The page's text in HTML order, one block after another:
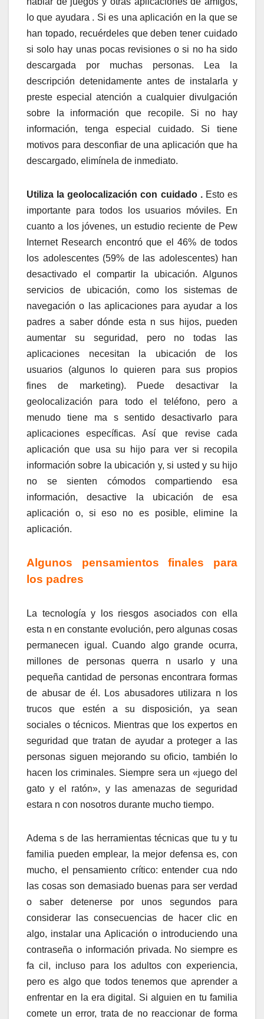
lo que ayudara . Si es una aplicación en la que se
han topado, recuérdeles que deben tener cuidado
si solo hay unas pocas revisiones o si no ha sido
descargada por muchas personas. Lea la
descripción detenidamente antes de instalarla y
preste especial atención a cualquier divulgación
sobre la información que recopile. Si no hay
información, tenga especial cuidado. Si tiene
motivos para desconfiar de una aplicación que ha
descargado, elimínela de inmediato.
Utiliza la geolocalización con cuidado .Esto es
importante para todos los usuarios móviles. En
cuanto a los jóvenes, un estudio reciente de Pew
Internet Research encontró que el 46% de todos
los adolescentes (59% de las adolescentes) han
desactivado el compartir la ubicación. Algunos
servicios de ubicación, como los sistemas de
navegación o las aplicaciones para ayudar a los
padres a saber dónde esta n sus hijos, pueden
aumentar su seguridad, pero no todas las
aplicaciones necesitan la ubicación de los
usuarios (algunos lo quieren para sus propios
fines de marketing). Puede desactivar la
geolocalización para todo el teléfono, pero a
menudo tiene ma s sentido desactivarlo para
aplicaciones específicas. Así que revise cada
aplicación que usa su hijo para ver si recopila
información sobre la ubicación y, si usted y su hijo
no se sienten cómodos compartiendo esa
información, desactive la ubicación de esa
aplicación o, si eso no es posible, elimine la
aplicación.
Algunos pensamientos finales para
los padres
La tecnología y los riesgos asociados con ella
esta n en constante evolución, pero algunas cosas
permanecen igual. Cuando algo grande ocurra,
millones de personas querra n usarlo y una
pequeña cantidad de personas encontrara formas
de abusar de él. Los abusadores utilizara n los
trucos que estén a su disposición, ya sean
sociales o técnicos. Mientras que los expertos en
seguridad que tratan de ayudar a proteger a las
personas siguen mejorando su oficio, también lo
hacen los criminales. Siempre sera un «juego del
gato y el ratón», y las amenazas de seguridad
estara n con nosotros durante mucho tiempo.
Adema s de las herramientas técnicas que tu y tu
familia pueden emplear, la mejor defensa es, con
mucho, el pensamiento crítico: entender cua ndo
las cosas son demasiado buenas para ser verdad
o saber detenerse por unos segundos para
considerar las consecuencias de hacer clic en
algo, instalar una Aplicación o introduciendo una
contraseña o información privada. No siempre es
fa cil, incluso para los adultos con experiencia,
pero es algo que todos tenemos que aprender a
enfrentar en la era digital. Si alguien en tu familia
comete un error, trata de no reaccionar de forma